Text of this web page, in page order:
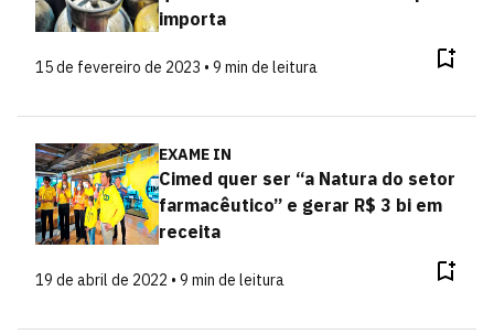
importa
15 de fevereiro de 2023 • 9 min de leitura
EXAME IN
Cimed quer ser “a Natura do setor
farmacêutico” e gerar R$ 3 bi em
receita
19 de abril de 2022 • 9 min de leitura